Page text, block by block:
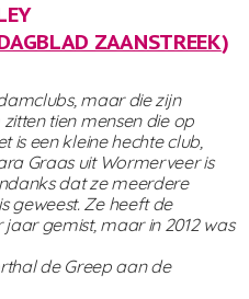
ZAANSTREEK)
maar die zijn
tien mensen die op
is een kleine hechte club,
Graas uit Wormerveer is
dat ze meerdere
geweest. Ze heeft de
gemist, maar in 2012 was
de Greep aan de